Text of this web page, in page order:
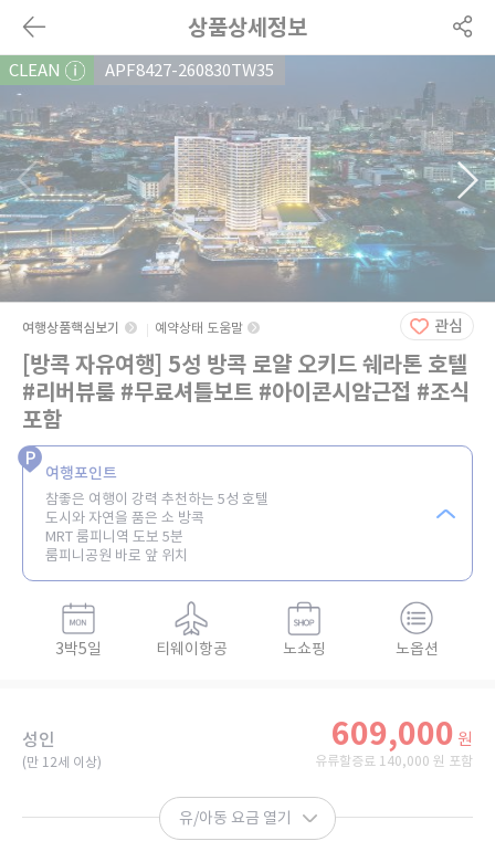
상품상세정보
CLEAN APF8427-260830TW35
여행상품핵심보기 예약상태 도움말
[방콕 자유여행] 5성 방콕 로얄 오키드 쉐라톤 호텔
#리버뷰룸 #무료셔틀보트 #아이콘시암근접 #조식
포함
여행포인트
참좋은 여행이 강력 추천하는 5성 호텔
도시와 자연을 품은 소 방콕
MRT 룸피니역 도보 5분
룸피니공원 바로 앞 위치
3박5일 티웨이항공 노쇼핑 노옵션
관심
성인
(만 12세 이상)​
609,000 원
유류할증료 140,000 원 포함
유/아동 요금 열기